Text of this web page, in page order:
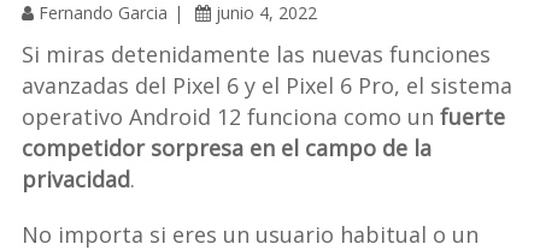
Fernando Garcia junio 4, 2022
Si miras detenidamente las nuevas funciones
avanzadas del Pixel 6 y el Pixel 6 Pro, el sistema
operativo Android 12 funciona como un fuerte
competidor sorpresa en el campo de la
privacidad.
No importa si eres un usuario habitual o un